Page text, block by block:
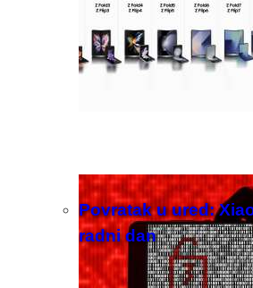
Povratak u ured:
radni dan